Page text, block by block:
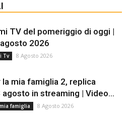
TV del pomeriggio di oggi |
2026
Tv 8 Agosto 2026
mia famiglia 2, replica
agosto in streaming | Video...
famiglia 8 Agosto 2026